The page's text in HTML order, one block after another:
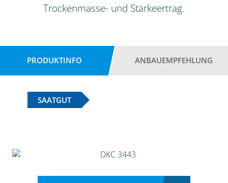
Trockenmasse- und Stärkeertrag.
PRODUKTINFO ANBAUEMPFEHLUNG
SAATGUT